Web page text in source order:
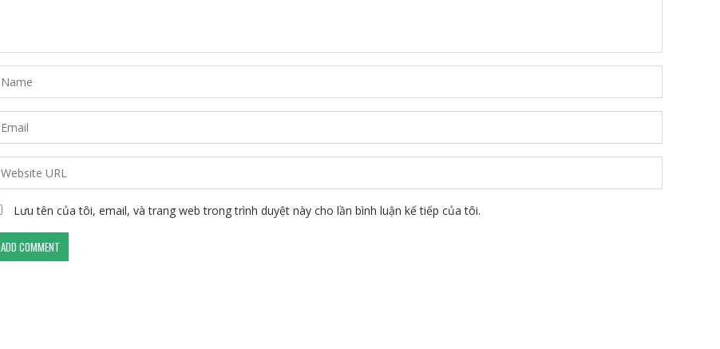
Lưu tên của tôi, email, và trang web trong trình duyệt này cho lần bình luận kế tiếp của tôi.